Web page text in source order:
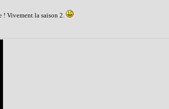
Vivement la saison 2.